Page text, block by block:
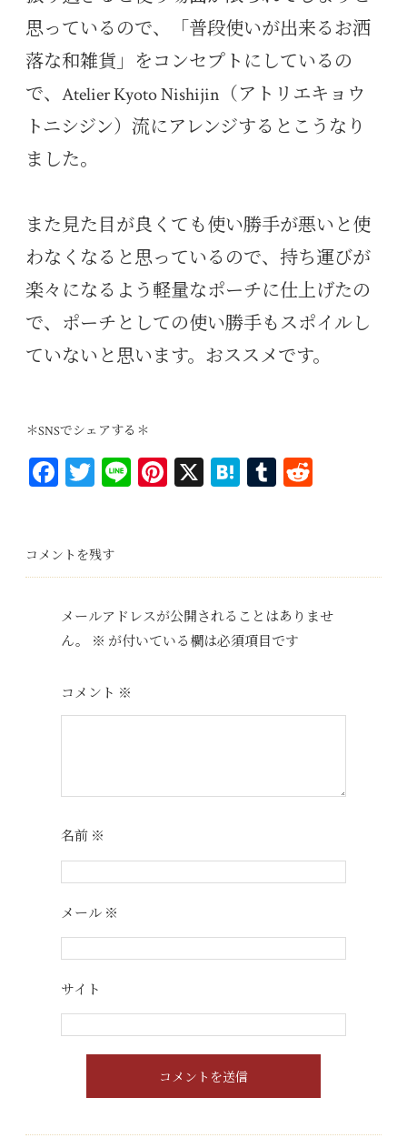
思っているので、「普段使いが出来るお洒
落な和雑貨」をコンセプトにしているの
で、Atelier Kyoto Nishijin（アトリエキョウ
トニシジン）流にアレンジするとこうなり
ました。
また見た目が良くても使い勝手が悪いと使
わなくなると思っているので、持ち運びが
楽々になるよう軽量なポーチに仕上げたの
で、ポーチとしての使い勝手もスポイルし
ていないと思います。おススメです。
＊SNSでシェアする＊
Fa
ok
T
er
Li Pi
t
X H T
r
コメントを残す
メールアドレスが公開されることはありませ
ん。
※ が付いている欄は必須項目です
コメント ※
名前 ※
メール ※
サイト